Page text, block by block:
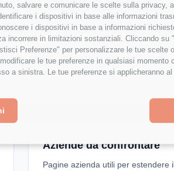
salvare e comunicare le scelte sulla privacy,
i dispositivi in base alle informazioni
i dispositivi in base a informazioni
incorrere in limitazioni sostanziali. Cliccando
Preferenze" per personalizzare le tue scelte
le tue preferenze in qualsiasi
a sinistra. Le tue preferenze si applicheranno
43.441 €
Aziende da confrontare
Pagine azienda utili per estendere